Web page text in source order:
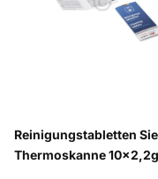
Reinigungstabletten
Thermoskanne 10x2,2g